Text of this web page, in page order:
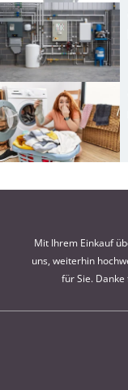
Mit Ihrem Einkauf
uns, weiterhin
für Sie.